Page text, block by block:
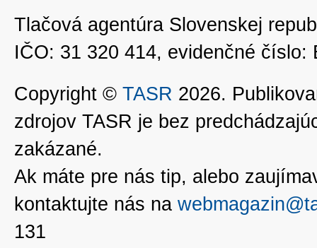
Tlačová agentúra Slovenskej
IČO: 31 320 414, evidenčné číslo:
Copyright © TASR 2026.
zdrojov TASR je bez
zakázané.
Ak máte pre nás tip, alebo
kontaktujte nás na
131